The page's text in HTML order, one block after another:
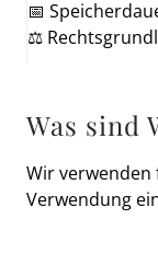
📅
⚖️
Was sind
Wir verwenden
Verwendung